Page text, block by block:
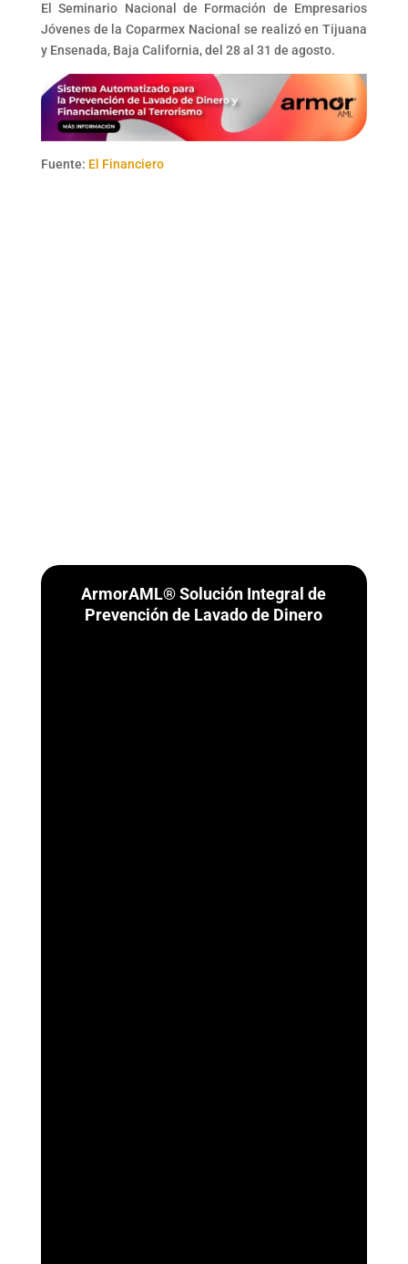
El Seminario Nacional de Formación de Empresarios
Jóvenes de la Coparmex Nacional se realizó en Tijuana
y Ensenada, Baja California, del 28 al 31 de agosto.
Fuente: El Financiero
ArmorAML® Solución Integral de
Prevención de Lavado de Dinero